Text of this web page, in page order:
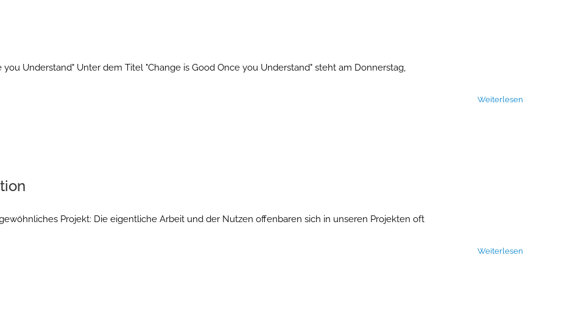
you Understand" Unter dem Titel "Change is Good Once you Understand" steht am Donnerstag,
Weiterlesen
Projekt: Die eigentliche Arbeit und der Nutzen offenbaren sich in unseren Projekten oft
Weiterlesen